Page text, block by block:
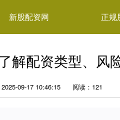
新股配资网 正规
解配资类型、风
09-17 10:46:15 阅读：121